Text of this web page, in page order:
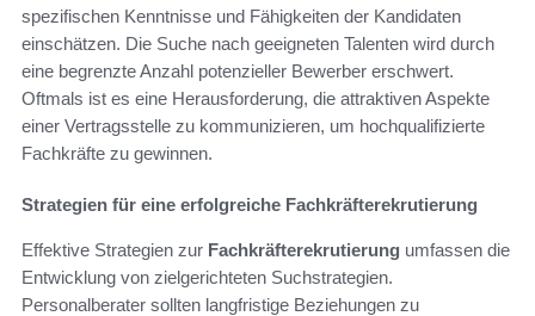
spezifischen Kenntnisse und Fähigkeiten der Kandidaten
einschätzen. Die Suche nach geeigneten Talenten wird durch
eine begrenzte Anzahl potenzieller Bewerber erschwert.
Oftmals ist es eine Herausforderung, die attraktiven Aspekte
einer Vertragsstelle zu kommunizieren, um hochqualifizierte
Fachkräfte zu gewinnen.
Strategien für eine erfolgreiche Fachkräfterekrutierung
Effektive Strategien zur Fachkräfterekrutierung umfassen die
Entwicklung von zielgerichteten Suchstrategien.
Personalberater sollten langfristige Beziehungen zu